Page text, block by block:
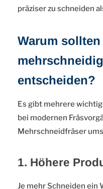
präziser zu schneiden
Warum
entscheiden?
Es gibt mehrere
bei modernen
Mehrschneidfräser
1. Höhere
Je mehr Schneiden ein